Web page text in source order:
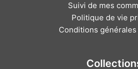
Suivi de mes
Politique de vie
Conditions